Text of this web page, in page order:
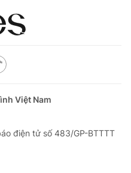
Việt Nam
điện tử số 483/GP-BTTTT